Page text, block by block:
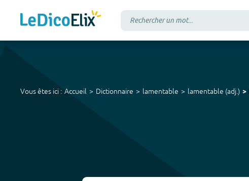
Vous êtes ici : Accueil Dictionnaire lamentable lamentable (adj.)